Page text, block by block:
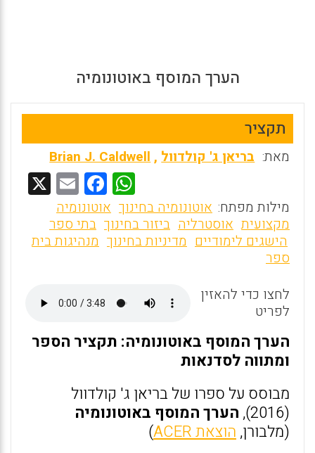
הערך המוסף באוטונומיה
תקציר
מאת: בריאן ג' קולדוול,
Brian J. Caldwell
W
h
at
s
p
F
a
ce
b
o
k
E
m
ai
l
מילות מפתח: אוטונומיה בחינוך אוטונומיה
מקצועית אוסטרליה ביזור בחינוך בתי ספר
הישגים לימודיים מדיניות בחינוך מנהיגות בית
ספר
לחצו כדי להאזין
לפריט
הערך המוסף באוטונומיה: תקציר הספר
ומתווה לסדנאות
מבוסס על ספרו של בריאן ג' קולדוול
(2016),
הערך המוסף באוטונומיה
(מלבורן, הוצאת ACER
)